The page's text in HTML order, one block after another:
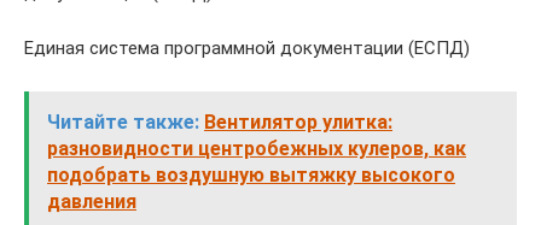
Единая система программной документации (ЕСПД)
Читайте также: Вентилятор улитка:
разновидности центробежных кулеров, как
подобрать воздушную вытяжку высокого
давления